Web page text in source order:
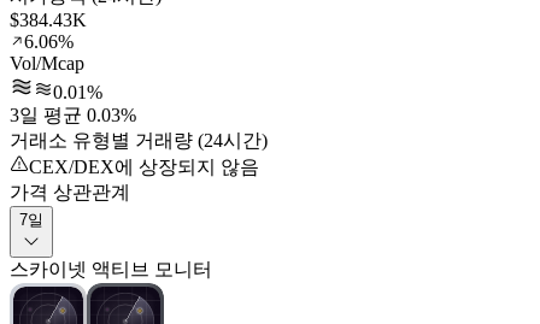
$384.43K
6.06%
Vol/Mcap
0.01%
3일 평균 0.03%
거래소 유형별 거래량 (24시간)
CEX/DEX에 상장되지 않음
가격 상관관계
7일
스카이넷 액티브 모니터